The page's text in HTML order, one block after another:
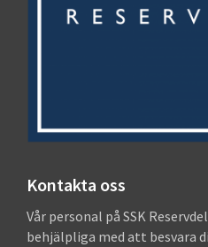
Kontakta oss
Vår personal på SSK
behjälpliga med att besvara